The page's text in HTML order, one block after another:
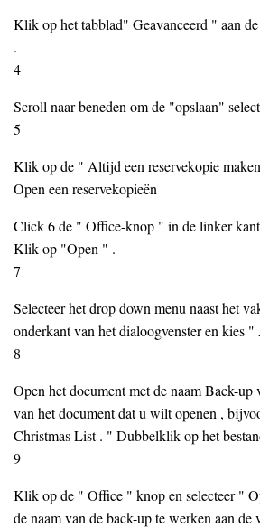
Klik op het tabblad" Geavanceerd " aan
.
4
Scroll naar beneden om de "opslaan"
5
Klik op de " Altijd een reservekopie
Open een reservekopieën
Click 6 de " Office-knop " in de linker
Klik op "Open " .
7
Selecteer het drop down menu naast het
onderkant van het dialoogvenster en kies
8
Open het document met de naam Back-up
van het document dat u wilt openen ,
Christmas List . " Dubbelklik op het
9
Klik op de " Office " knop en selecteer "
de naam van de back-up te werken aan de